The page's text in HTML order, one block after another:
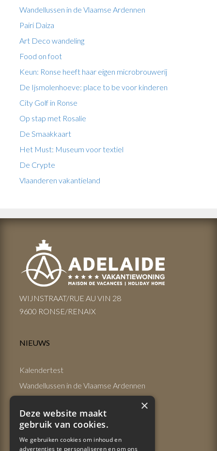
Wandellussen in de Vlaamse Ardennen
Pairi Daiza
Art Deco wandeling
Food on foot
Keun: Ronse heeft haar eigen microbrouwerij
De Ijsmolenhoeve: place to be voor kinderen
City Golf in Ronse
Op stap met Rosalie
De Smaakkaart
Het Must: Museum voor textiel
De Crypte
Vlaanderen vakantieland
WIJNSTRAAT/RUE AU VIN 28
9600 RONSE/RENAIX
NIEUWS
Kalendertest
Wandellussen in de Vlaamse Ardennen
Art Deco wandeling
Food on foot
×
Deze website maakt
gebruik van cookies.
We gebruiken cookies om inhoud en
advertenties te personaliseren en om ons